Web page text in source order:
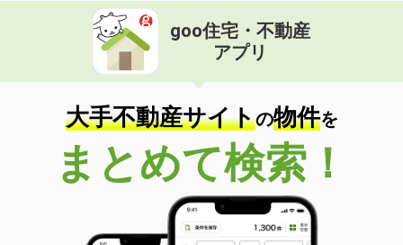
goo住宅・不動産
アプリ
大手不動産サイトの物件を
まとめて検索！